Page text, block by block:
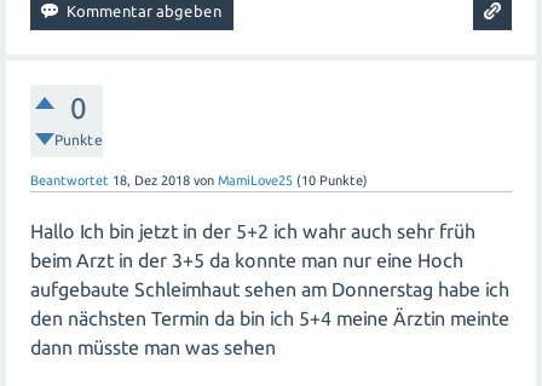
0
Punkte
Beantwortet 18, Dez 2018 von MamiLove25 (10 Punkte)
Hallo Ich bin jetzt in der 5+2 ich wahr auch sehr früh
beim Arzt in der 3+5 da konnte man nur eine Hoch
aufgebaute Schleimhaut sehen am Donnerstag habe ich
den nächsten Termin da bin ich 5+4 meine Ärztin meinte
dann müsste man was sehen